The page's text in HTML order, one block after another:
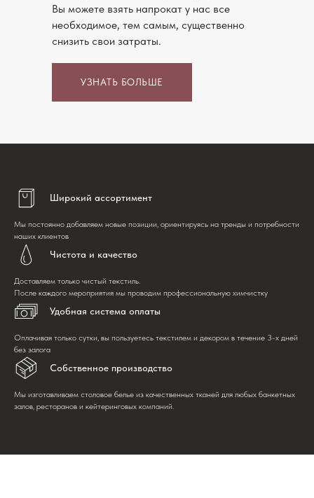
Вы можете взять напрокат у нас все
необходимое, тем самым, существенно
снизить свои затраты.
УЗНАТЬ БОЛЬШЕ
Широкий ассортимент
Мы постоянно добавляем новые позиции, ориентируясь на тренды и потребности
наших клиентов
Чистота и качество
Доставляем только чистый текстиль.
После каждого мероприятия мы проводим профессиональную химчистку
Удобная система оплаты
Оплачивая только сутки, вы пользуетесь текстилем и декором в течение 3-х дней
без залога
Собственное производство
Мы изготавливаем столовое белье из качественных тканей для любых банкетных
залов, ресторанов и кейтеринговых компаний.